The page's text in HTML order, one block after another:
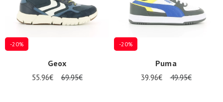
-20%
Geox
55.96€ 69.95€
-20%
Puma
39.96€ 49.95€